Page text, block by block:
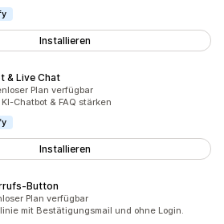
Installieren
& Live Chat
Plan verfügbar
Chatbot & FAQ stärken
Installieren
Plan verfügbar
mit Bestätigungsmail und ohne Login.